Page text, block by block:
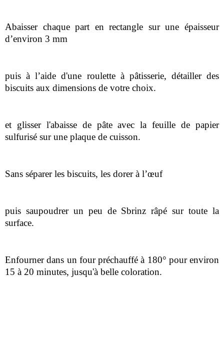
Abaisser chaque part en rectangle sur une épaisseur
d’environ 3 mm
puis à l’aide d'une roulette à pâtisserie, détailler des
biscuits aux dimensions de votre choix.
et glisser l'abaisse de pâte avec la feuille de papier
sulfurisé sur une plaque de cuisson.
Sans séparer les biscuits, les dorer à l’œuf
puis saupoudrer un peu de Sbrinz râpé sur toute la
surface.
Enfourner dans un four préchauffé à 180° pour environ
15 à 20 minutes, jusqu'à belle coloration.